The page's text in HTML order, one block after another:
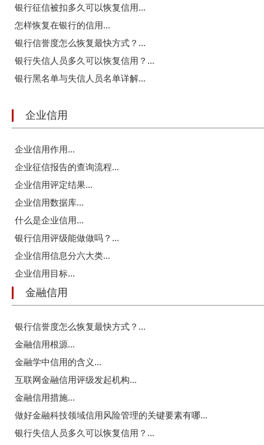
银行征信被扣多久可以恢复信用...
怎样恢复在银行的信用...
银行信誉度怎么恢复最快方式？...
银行失信人员多久可以恢复信用？...
银行黑名单与失信人员名单详解...
企业信用
企业信用作用...
企业征信报告的查询流程...
企业信用评定结果...
企业信用数据库...
什么是企业信用...
银行信用评级能做做吗？...
企业信用信息分六大类...
企业信用目标...
金融信用
银行信誉度怎么恢复最快方式？...
金融信用根源...
金融学中信用的含义...
互联网金融信用评级发起机构...
金融信用措施...
做好金融科技领域信用风险管理的关键要素有哪...
银行失信人员多久可以恢复信用？...